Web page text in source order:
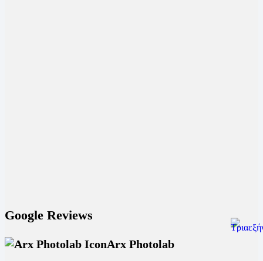
Google Reviews
Arx Photolab